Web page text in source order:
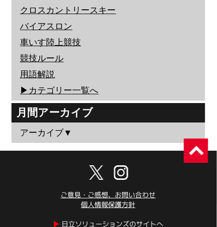
クロスカントリースキー
バイアスロン
車いす陸上競技
競技ルール
用語解説
▶︎カテゴリー一覧へ
月間アーカイブ
アーカイブ▼
ご意見・ご感想、お問い合わせ
個人情報保護方針
▶︎ 日立ソリューションズのサイトへ